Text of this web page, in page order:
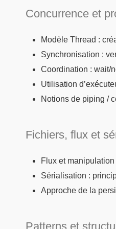
Concurrence et
Modèle Thread :
Synchronisation :
Coordination : wait/
Utilisation
Notions de piping /
Fichiers, flux et
Flux et
Sérialisation :
Approche de la
Patterns et